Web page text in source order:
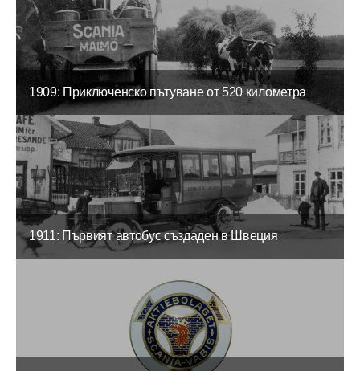
1909: Приключенско пътуване от 520 километра
1911: Първият автобус създаден в Швеция